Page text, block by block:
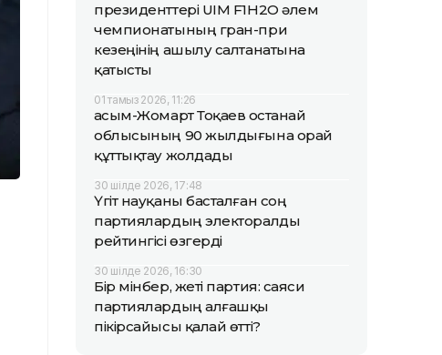
президенттері UIM F1H2O әлем
чемпионатының гран-при
кезеңінің ашылу салтанатына
қатысты
01 тамыз 2026, 11:26
Қасым-Жомарт Тоқаев Қостанай
облысының 90 жылдығына орай
құттықтау жолдады
30 шілде 2026, 17:48
Үгіт науқаны басталған соң
партиялардың электоралды
рейтингісі өзгерді
30 шілде 2026, 16:30
Бір мінбер, жеті партия: саяси
партиялардың алғашқы
пікірсайысы қалай өтті?